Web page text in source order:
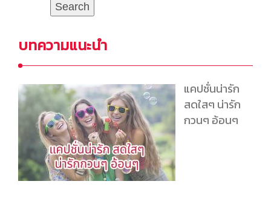
Search
บทความแนะนำ
แคปชั่นน่ารัก
สดใสๆ น่ารัก
กวนๆ อ้อนๆ